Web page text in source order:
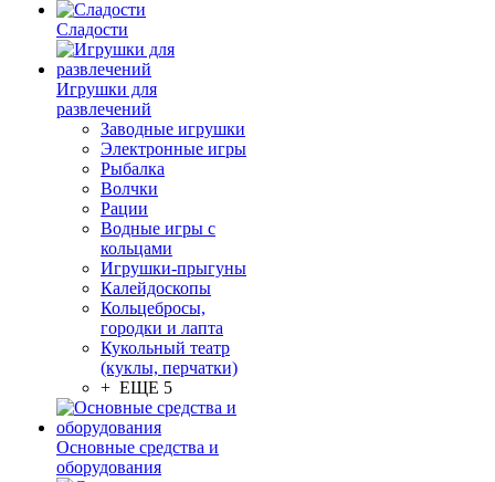
Сладости
Игрушки для
развлечений
Заводные игрушки
Электронные игры
Рыбалка
Волчки
Рации
Водные игры с
кольцами
Игрушки-прыгуны
Калейдоскопы
Кольцебросы,
городки и лапта
Кукольный театр
(куклы, перчатки)
+ ЕЩЕ 5
Основные средства и
оборудования